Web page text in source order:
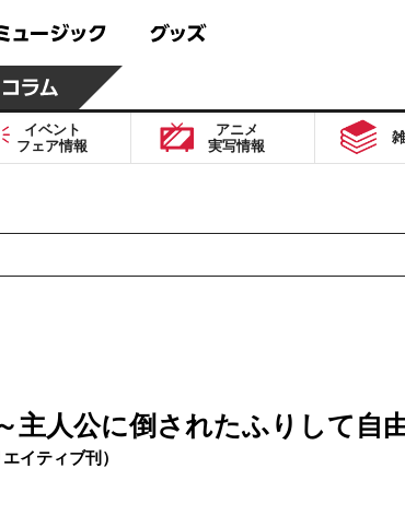
イベント
フェア情報
アニメ
実写情報
主人公に倒されたふりして自
イティブ刊）